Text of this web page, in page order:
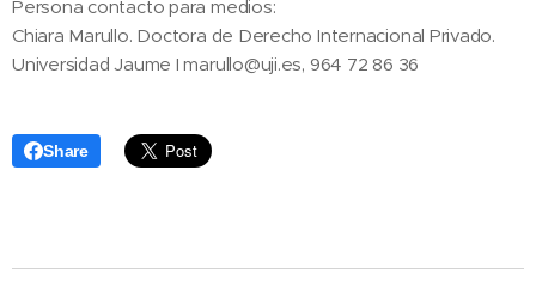
Persona contacto para medios:
Chiara Marullo. Doctora de Derecho Internacional Privado.
Universidad Jaume I marullo@uji.es, 964 72 86 36
Share